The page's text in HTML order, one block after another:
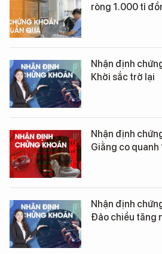
ròng 1.000 tỉ
Nhận định
Khởi sắc trở lại
Nhận định
Giằng co quanh
Nhận định
Đảo chiều tăng